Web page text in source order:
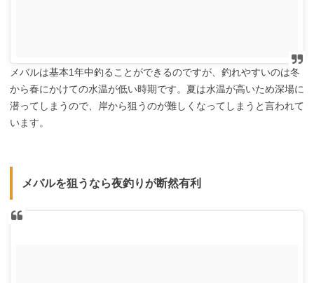
メバルは基本1年中釣ることができるのですが、釣れやすいのは冬
から春にかけての水温が低い時期です。夏は水温が高いため深場に
潜ってしまうので、岸から狙うのが難しくなってしまうと言われて
います。
メバルを狙うなら夜釣りが断然有利